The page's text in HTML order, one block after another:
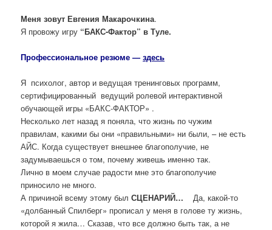
Меня зовут Евгения Макарочкина.
Я провожу игру “БАКС-Фактор” в Туле.
Профессиональное резюме —здесь
Я психолог, автор и ведущая тренинговых программ,
сертифицированный ведущий ролевой интерактивной
обучающей игры «БАКС-ФАКТОР» .
Несколько лет назад я поняла, что жизнь по чужим
правилам, какими бы они «правильными» ни были, – не есть
АЙС. Когда существует внешнее благополучие, не
задумываешься о том, почему живешь именно так.
Лично в моем случае радости мне это благополучие
приносило не много.
А причиной всему этому былСЦЕНАРИЙ… Да, какой-то
«долбанный Спилберг» прописал у меня в голове ту жизнь,
которой я жила… Сказав, что все должно быть так, а не